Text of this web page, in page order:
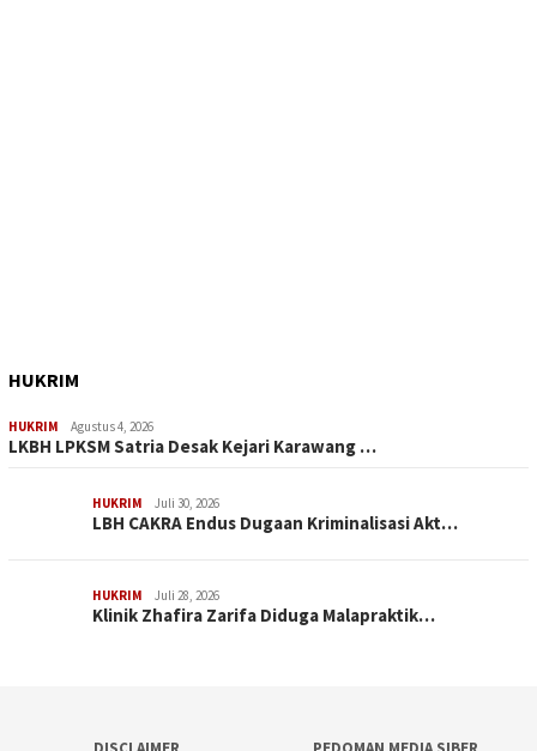
HUKRIM
HUKRIM Agustus 4, 2026
LKBH LPKSM Satria Desak Kejari Karawang …
HUKRIM Juli 30, 2026
LBH CAKRA Endus Dugaan Kriminalisasi Akt…
HUKRIM Juli 28, 2026
Klinik Zhafira Zarifa Diduga Malapraktik…